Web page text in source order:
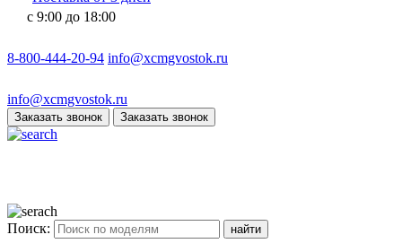
с 9:00 до 18:00
8-800-444-20-94 info@xcmgvostok.ru
info@xcmgvostok.ru
Заказать звонок Заказать звонок
Поиск: